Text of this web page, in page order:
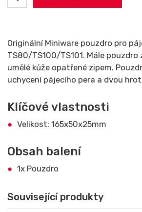
Originální Miniware pouzdro pro
TS80/TS100/TS101. Mále pouzdro
umělé kůže opatřené zipem.
uchycení pájecího pera a dvou
Klíčové vlastnosti
Velikost: 165x50x25mm
Obsah balení
1x Pouzdro
Související produkty